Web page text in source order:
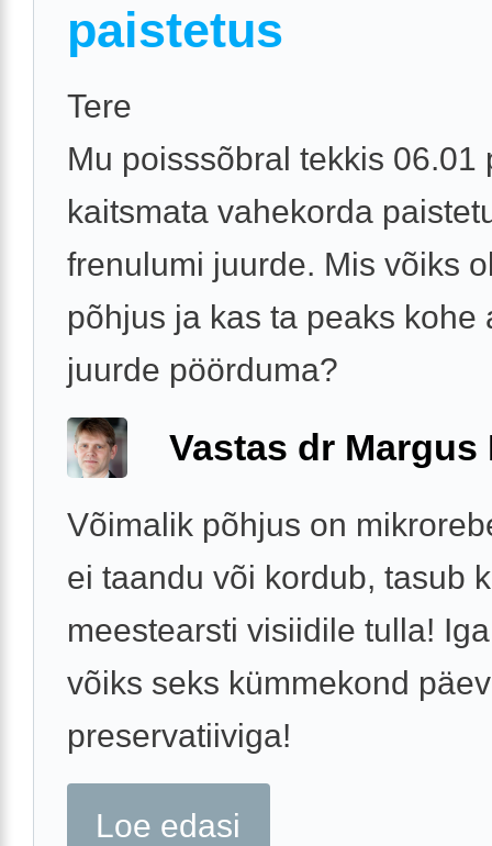
paistetus
Tere
Mu poisssõbral tekkis 06.01
kaitsmata vahekorda
frenulumi juurde. Mis võiks
põhjus ja kas ta peaks kohe
juurde pöörduma?
Vastas dr Margus
Võimalik põhjus on
ei taandu või kordub, tasub
meestearsti visiidile tulla!
võiks seks kümmekond
preservatiiviga!
Loe edasi